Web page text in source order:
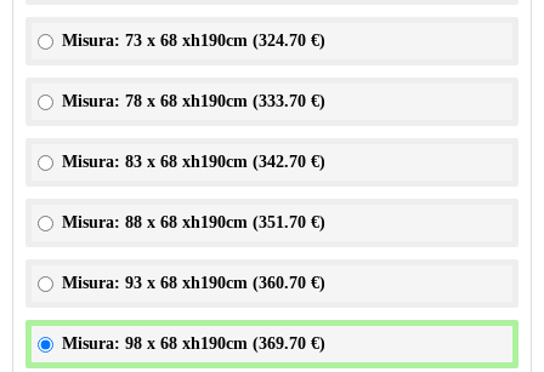
Misura: 73 x 68 xh190cm (324.70 €)
Misura: 78 x 68 xh190cm (333.70 €)
Misura: 83 x 68 xh190cm (342.70 €)
Misura: 88 x 68 xh190cm (351.70 €)
Misura: 93 x 68 xh190cm (360.70 €)
Misura: 98 x 68 xh190cm (369.70 €)